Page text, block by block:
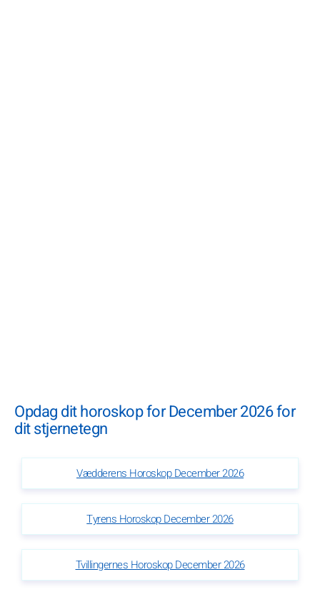
Opdag dit horoskop for December 2026 for
dit stjernetegn
Vædderens Horoskop December 2026
Tyrens Horoskop December 2026
Tvillingernes Horoskop December 2026